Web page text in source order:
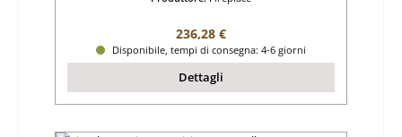
Prezzo normale:
236,28 €
Disponibile, tempi di consegna: 4-6 giorni
Dettagli